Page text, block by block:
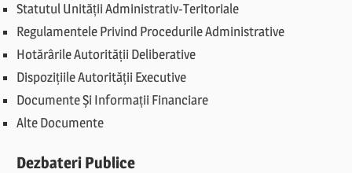
Statutul Unității Administrativ-Teritoriale
Regulamentele Privind Procedurile Administrative
Hotărârile Autorității Deliberative
Dispozițiile Autorității Executive
Documente Și Informații Financiare
Alte Documente
Dezbateri Publice